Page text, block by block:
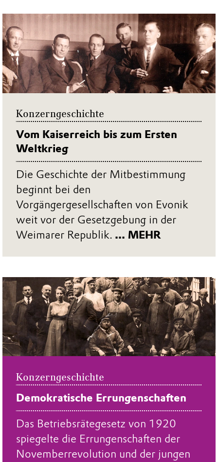
Konzerngeschichte
Vom Kaiserreich bis zum Ersten
Weltkrieg
Die Geschichte der Mitbestimmung
beginnt bei den
Vorgängergesellschaften von Evonik
weit vor der Gesetzgebung in der
Weimarer Republik. ... MEHR
Konzerngeschichte
Demokratische Errungenschaften
Das Betriebsrätegesetz von 1920
spiegelte die Errungenschaften der
Novemberrevolution und der jungen